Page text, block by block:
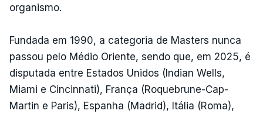
organismo.
Fundada em 1990, a categoria de Masters nunca
passou pelo Médio Oriente, sendo que, em 2025, é
disputada entre Estados Unidos (Indian Wells,
Miami e Cincinnati), França (Roquebrune-Cap-
Martin e Paris), Espanha (Madrid), Itália (Roma),